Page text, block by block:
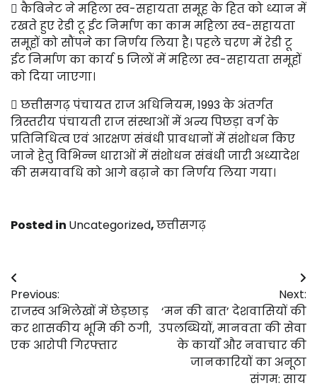
 कैबिनेट ने महिला स्व-सहायता समूह के हित को ध्यान में
रखते हुए रेडी टू ईट निर्माण का काम महिला स्व-सहायता
समूहों को सौंपने का निर्णय लिया है। पहले चरण में रेडी टू
ईट निर्माण का कार्य 5 जिलों में महिला स्व-सहायता समूहों
को दिया जाएगा।
 छत्तीसगढ़ पंचायत राज अधिनियम, 1993 के अंतर्गत
त्रिस्तरीय पंचायती राज संस्थाओं में अन्य पिछड़ा वर्ग के
प्रतिनिधित्व एवं आरक्षण संबंधी प्रावधानों में संशोधन किए
जाने हेतु विभिन्न धाराओं में संशोधन संबंधी जारी अध्यादेश
की समयावधि को आगे बढ़ाने का निर्णय लिया गया।
Posted in Uncategorized,छत्तीसगढ़
Post
navigation
Previous:
राजस्व अभिलेखों में छेड़छाड़
कर शासकीय भूमि की ठगी,
एक आरोपी गिरफ्तार
Next:
‘मन की बात’ देशवासियों की
उपलब्धियों, मानवता की सेवा
के कार्यों और नवाचार की
जानकारियों का अनूठा
संगम: साय